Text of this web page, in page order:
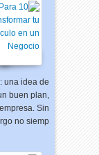
una idea de
buen plan,
Sin
no siemp…